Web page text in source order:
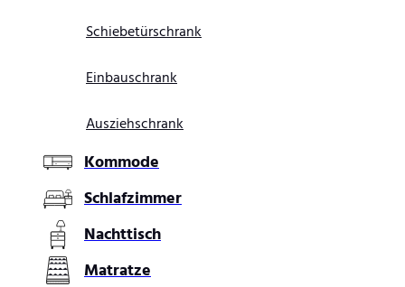
Schiebetürschrank
Einbauschrank
Ausziehschrank
Kommode
Schlafzimmer
Nachttisch
Matratze